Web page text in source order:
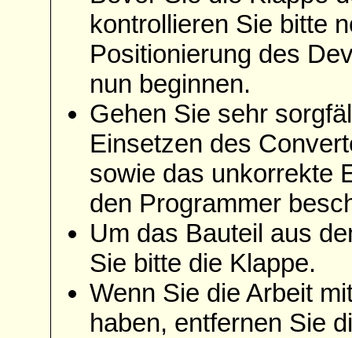
kontrollieren Sie bitte
Positionierung des
nun beginnen.
Gehen Sie sehr
Einsetzen des
sowie das unkorrekte
den Programmer
Um das Bauteil aus
Sie bitte die Klappe.
Wenn Sie die Arbeit
haben, entfernen Sie